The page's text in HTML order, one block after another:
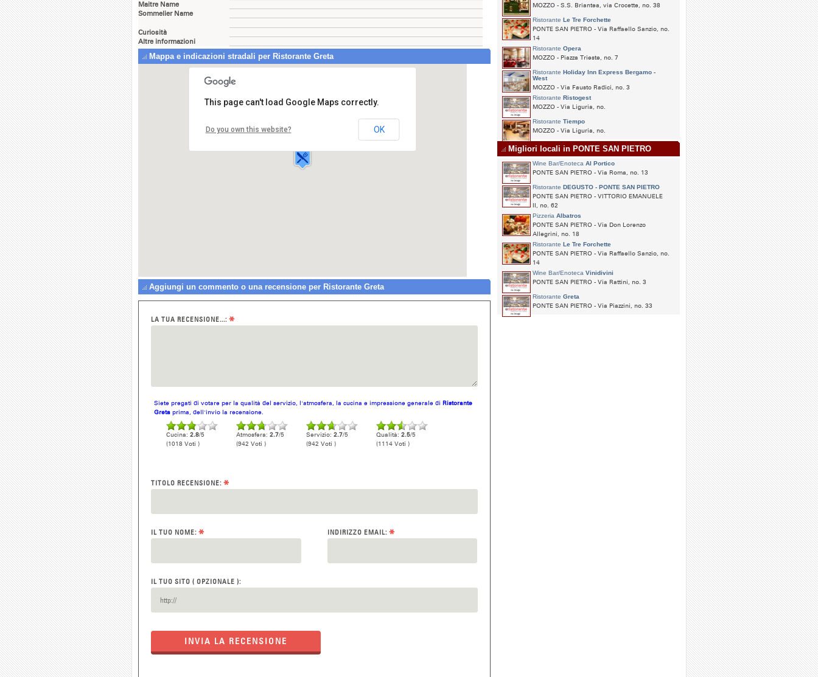
Maitre Name
Sommelier Name
Curiosità
Altre informazioni
Mappa e indicazioni stradali per Ristorante Greta
This page can't load Google Maps correctly.
Do you own this website? OK
Aggiungi un commento o una recensione per Ristorante Greta
LA TUA RECENSIONE...: *
Siete pregati di votare per la qualità del servizio, l'atmosfera, la cucina e impressione generale di Ristorante
Greta prima, dell'invio la recensione.
Cucina: 2.8/5
(1018 Voti )
Atmosfera: 2.7/5
(942 Voti )
Servizio: 2.7/5
(942 Voti )
Qualità: 2.5/5
(1114 Voti )
TITOLO RECENSIONE: *
IL TUO NOME: * INDIRIZZO EMAIL:*
IL TUO SITO ( OPZIONALE ):
INVIA LA RECENSIONE
MOZZO - S.S. Briantea, via Crocette, no. 38
Ristorante Le Tre Forchette
PONTE SAN PIETRO - Via Raffaello Sanzio, no.
14
Ristorante Opera
MOZZO - Piazza Trieste, no. 7
Ristorante Holiday Inn Express Bergamo -
West
MOZZO - Via Fausto Radici, no. 3
Ristorante Ristogest
MOZZO - Via Liguria, no.
Ristorante Tiempo
MOZZO - Via Liguria, no.
Migliori locali in PONTE SAN PIETRO
Wine Bar/Enoteca Al Portico
PONTE SAN PIETRO - Via Roma, no. 13
Ristorante DEGUSTO - PONTE SAN PIETRO
PONTE SAN PIETRO - VITTORIO EMANUELE
II, no. 62
Pizzeria Albatros
PONTE SAN PIETRO - Via Don Lorenzo
Allegrini, no. 18
Ristorante Le Tre Forchette
PONTE SAN PIETRO - Via Raffaello Sanzio, no.
14
Wine Bar/Enoteca Vinidivini
PONTE SAN PIETRO - Via Rattini, no. 3
Ristorante Greta
PONTE SAN PIETRO - Via Piazzini, no. 33